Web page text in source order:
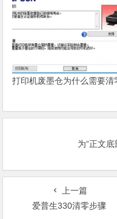
打印机废墨仓为什么需要清
为“正文
上一篇
爱普生330清零步骤